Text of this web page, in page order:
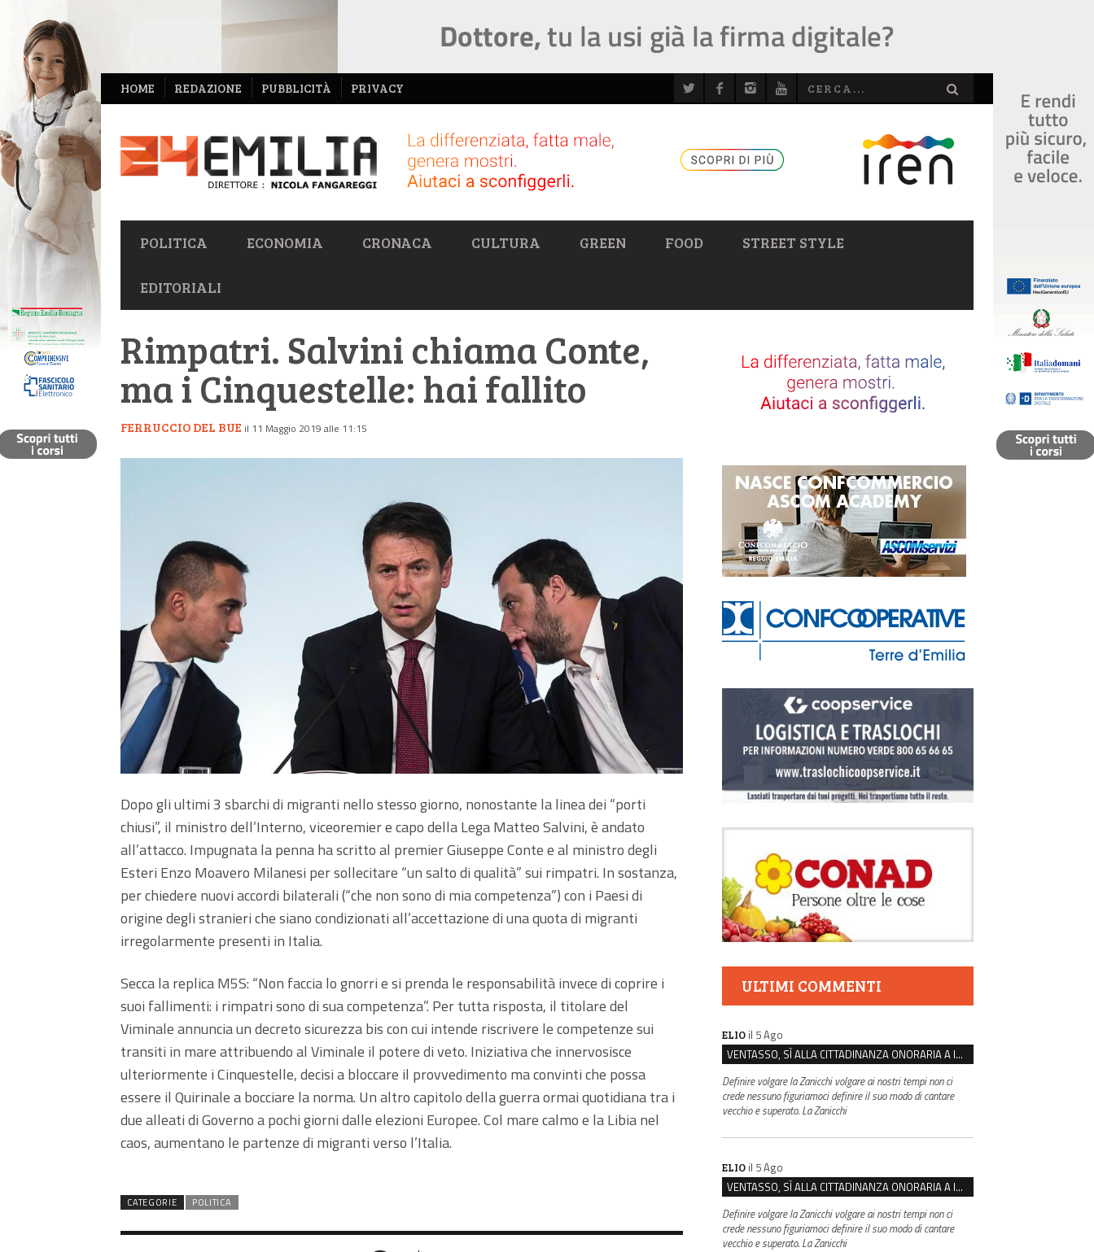
NAVIGAZIONE
SECONDARIA
HOME REDAZIONE PUBBLICITÀ PRIVACY
NAVIGAZIONE
PRIMARIA
POLITICA ECONOMIA CRONACA CULTURA GREEN FOOD STREET STYLE
EDITORIALI
Rimpatri. Salvini chiama Conte,
ma i Cinquestelle: hai fallito
FERRUCCIO DEL BUE il 11 Maggio 2019 alle 11:15
Dopo gli ultimi 3 sbarchi di migranti nello stesso giorno, nonostante la linea dei “porti
chiusi”, il ministro dell’Interno, viceoremier e capo della Lega Matteo Salvini, è andato
all’attacco. Impugnata la penna ha scritto al premier Giuseppe Conte e al ministro degli
Esteri Enzo Moavero Milanesi per sollecitare “un salto di qualità” sui rimpatri. In sostanza,
per chiedere nuovi accordi bilaterali (“che non sono di mia competenza”) con i Paesi di
origine degli stranieri che siano condizionati all’accettazione di una quota di migranti
irregolarmente presenti in Italia.
Secca la replica M5S: “Non faccia lo gnorri e si prenda le responsabilità invece di coprire i
suoi fallimenti: i rimpatri sono di sua competenza”. Per tutta risposta, il titolare del
Viminale annuncia un decreto sicurezza bis con cui intende riscrivere le competenze sui
transiti in mare attribuendo al Viminale il potere di veto. Iniziativa che innervosisce
ulteriormente i Cinquestelle, decisi a bloccare il provvedimento ma convinti che possa
essere il Quirinale a bocciare la norma. Un altro capitolo della guerra ormai quotidiana tra i
due alleati di Governo a pochi giorni dalle elezioni Europee. Col mare calmo e la Libia nel
caos, aumentano le partenze di migranti verso l’Italia.
CATEGORIE POLITICA
ULTIMI COMMENTI
ELIO il 5 Ago
VENTASSO, SÌ ALLA CITTADINANZA ONORARIA A IVA ZANICCHI. MA BARGIACCHI: “È DI PESSIMO GUSTO”
Definire volgare la Zanicchi volgare ai nostri tempi non ci
crede nessuno figuriamoci definire il suo modo di cantare
vecchio e superato. La Zanicchi
ELIO il 5 Ago
VENTASSO, SÌ ALLA CITTADINANZA ONORARIA A IVA ZANICCHI. MA BARGIACCHI: “È DI PESSIMO GUSTO”
Definire volgare la Zanicchi volgare ai nostri tempi non ci
crede nessuno figuriamoci definire il suo modo di cantare
vecchio e superato. La Zanicchi